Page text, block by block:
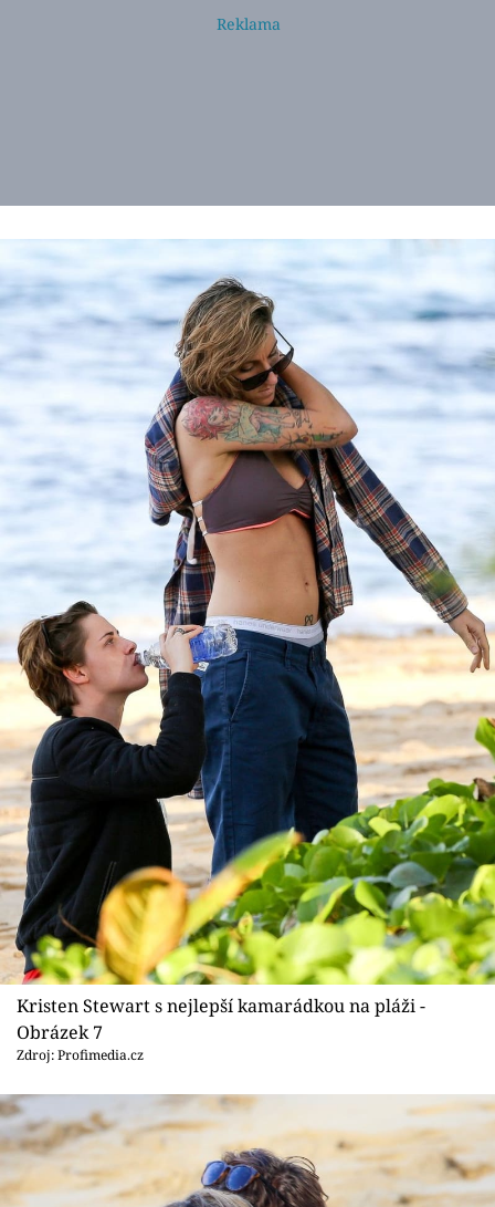
Kristen Stewart s nejlepší kamarádkou na pláži -
Obrázek 7
Zdroj: Profimedia.cz